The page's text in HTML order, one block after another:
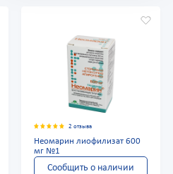
2 отзыва
Неомарин лиофилизат 600
мг №1
Сообщить о наличии